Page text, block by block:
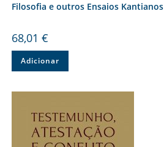
Filosofia e outros Ensaios Kantianos
68,01 €
Adicionar